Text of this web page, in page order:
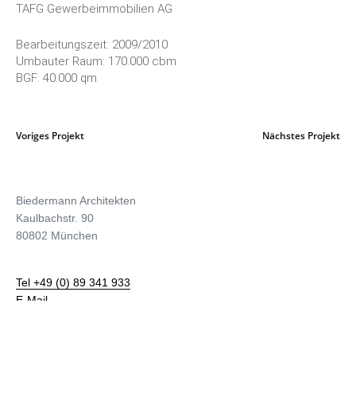
TAFG Gewerbeimmobilien AG
Bearbeitungszeit: 2009/2010
Umbauter Raum: 170.000 cbm
BGF: 40.000 qm
Voriges Projekt Nächstes Projekt
Biedermann Architekten
Kaulbachstr. 90
80802 München
Tel +49 (0) 89 341 933
E-Mail